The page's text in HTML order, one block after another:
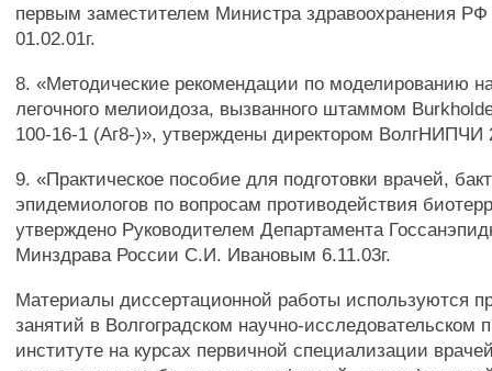
первым заместителем Министра здравоохранения
01.02.01г.
8. «Методические рекомендации по моделированию
легочного мелиоидоза, вызванного штаммом
100-16-1 (Аг8-)», утверждены директором ВолгНИПЧИ
9. «Практическое пособие для подготовки врачей,
эпидемиологов по вопросам противодействия
утверждено Руководителем Департамента
Минздрава России С.И. Ивановым 6.11.03г.
Материалы диссертационной работы используются
занятий в Волгоградском научно-исследовательском
институте на курсах первичной специализации